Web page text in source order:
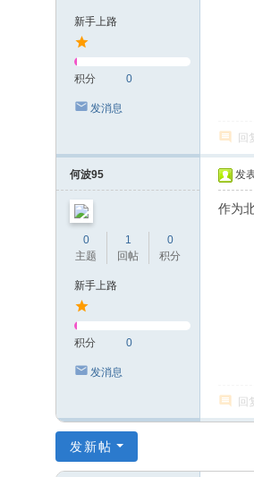
新手上路
积分 0
发消息
回
何波95
0
主题
1
回帖
0
积分
新手上路
积分 0
发消息
发
作为
回
发新帖